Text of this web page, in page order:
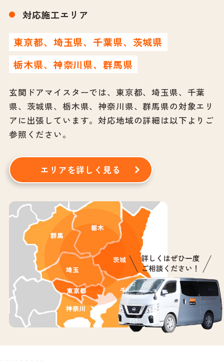
対応施工エリア
東京都、埼玉県、千葉県、茨城県
栃木県、神奈川県、群馬県
玄関ドアマイスターでは、東京都、埼玉県、千葉
県、茨城県、栃木県、神奈川県、群馬県の対象エリ
アに出張しています。対応地域の詳細は以下よりご
参照ください。
エリアを詳しく見る